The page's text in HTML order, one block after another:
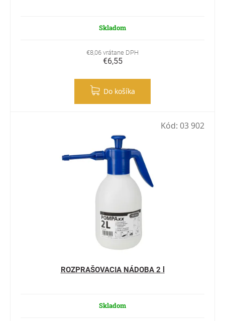
Skladom
€8,06 vrátane DPH
€6,55
Do košíka
ROZPRAŠOVACIA NÁDOBA 2 l
Skladom
Kód: 03 902